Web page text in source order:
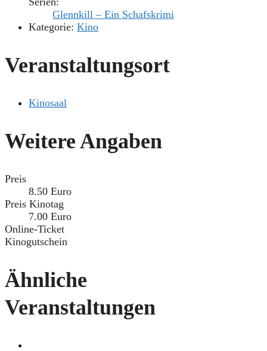
Glennkill – Ein Schafskrimi
Kategorie: Kino
Veranstaltungsort
Kinosaal
Weitere Angaben
Preis
8.50 Euro
Preis Kinotag
7.00 Euro
Online-Ticket
Kinogutschein
Ähnliche
Veranstaltungen